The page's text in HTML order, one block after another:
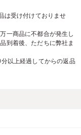
は受け付けておりませ
一商品に不都合が発生し
到着後、ただちに弊社ま
以上経過してからの返品